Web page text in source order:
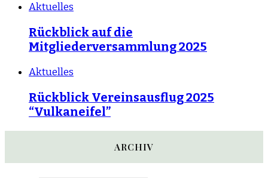
Aktuelles
Rückblick auf die
Mitgliederversammlung 2025
Aktuelles
Rückblick Vereinsausflug 2025
“Vulkaneifel”
ARCHIV